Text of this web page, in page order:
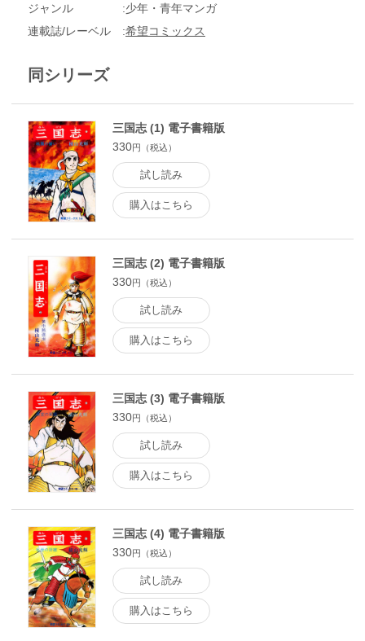
ジャンル
少年・青年マンガ
連載誌/レーベル
希望コミックス
同シリーズ
三国志 (1) 電子書籍版
330円（税込）
試し読み
購入はこちら
三国志 (2) 電子書籍版
330円（税込）
試し読み
購入はこちら
三国志 (3) 電子書籍版
330円（税込）
試し読み
購入はこちら
三国志 (4) 電子書籍版
330円（税込）
試し読み
購入はこちら